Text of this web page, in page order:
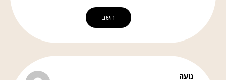
השב
נועה